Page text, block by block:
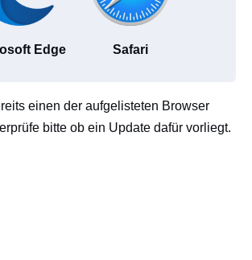
Edge Safari
einen der aufgelisteten Browser
bitte ob ein Update dafür vorliegt.